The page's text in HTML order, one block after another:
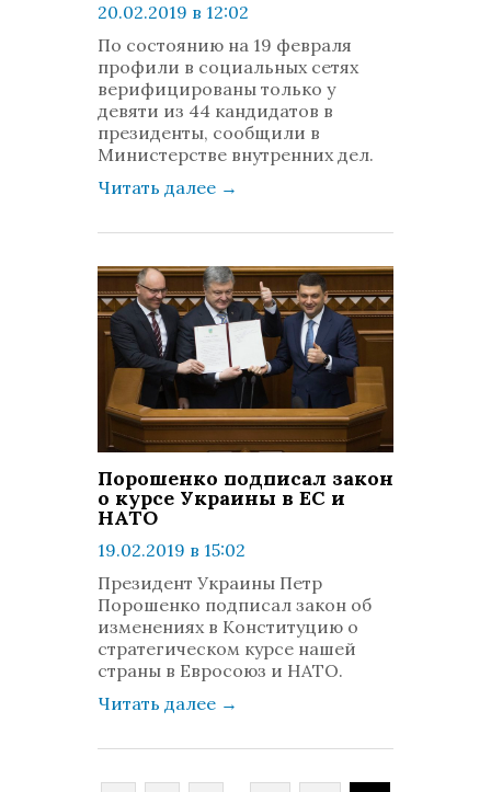
20.02.2019 в 12:02
просмотров: 1312
комментариев: 0
По состоянию на 19 февраля
профили в социальных сетях
верифицированы только у
девяти из 44 кандидатов в
президенты, сообщили в
Министерстве внутренних дел.
Читать далее →
Порошенко подписал закон
о курсе Украины в ЕС и
НАТО
19.02.2019 в 15:02
просмотров: 1316
комментариев: 0
Президент Украины Петр
Порошенко подписал закон об
изменениях в Конституцию о
стратегическом курсе нашей
страны в Евросоюз и НАТО.
Читать далее →